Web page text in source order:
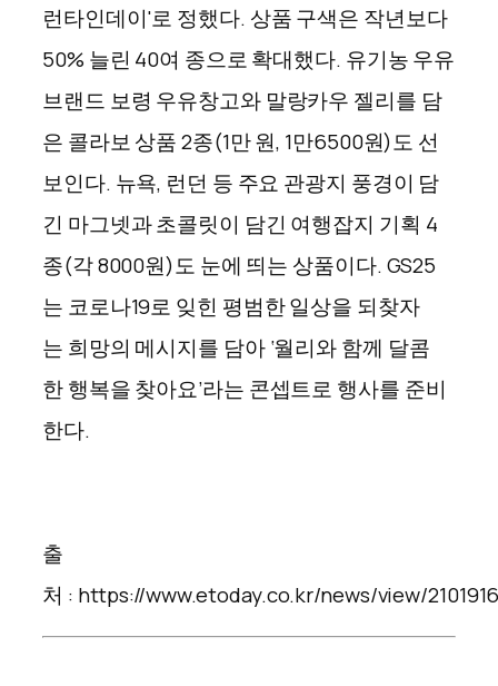
런타인데이'로 정했다. 상품 구색은 작년보다
50% 늘린 40여 종으로 확대했다. 유기농 우유
브랜드 보령 우유창고와 말랑카우 젤리를 담
은 콜라보 상품 2종(1만 원, 1만6500원)도 선
보인다. 뉴욕, 런던 등 주요 관광지 풍경이 담
긴 마그넷과 초콜릿이 담긴 여행잡지 기획 4
종(각 8000원)도 눈에 띄는 상품이다. GS25
는 코로나19로 잊힌 평범한 일상을 되찾자
는 희망의 메시지를 담아 ‘월리와 함께 달콤
한 행복을 찾아요’라는 콘셉트로 행사를 준비
한다.
출
처 : https://www.etoday.co.kr/news/view/